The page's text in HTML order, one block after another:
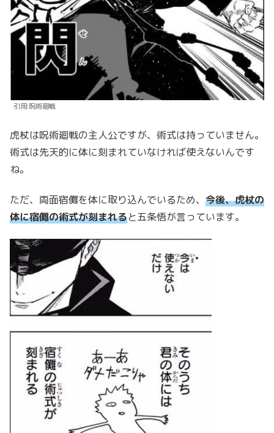
引用:呪術廻戦
虎杖は呪術廻戦の主人公ですが、術式は持っていません。
術式は先天的に体に刻まれていなければ使えないんです
ね。
ただ、両面宿儺を体に取り込んでいるため、 今後、虎杖の
体に宿儺の術式が刻まれると五条悟が言っています。